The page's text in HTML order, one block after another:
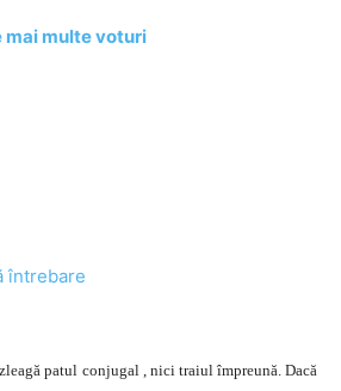
mai multe voturi
întrebare
patul conjugal , nici traiul împreună. Dacă